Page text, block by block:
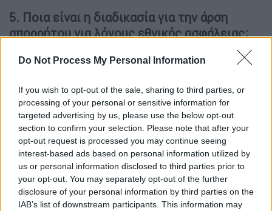
Do Not Process My Personal Information
If you wish to opt-out of the sale, sharing to third parties, or
processing of your personal or sensitive information for
targeted advertising by us, please use the below opt-out
section to confirm your selection. Please note that after your
opt-out request is processed you may continue seeing
interest-based ads based on personal information utilized by
us or personal information disclosed to third parties prior to
your opt-out. You may separately opt-out of the further
disclosure of your personal information by third parties on the
IAB’s list of downstream participants. This information may
5. Ποια είναι η διαδικασία για την άρση
απορρήτου για λόγους εθνικής ασφάλειας;
Αίτηση της ΕΥΠ ή της Αντιτρομοκρατικής,
υπηρεσία και απόφαση αντιεισαγγελέα του
Αρείου Πάγου. Το δεύτερο εισαγγελικό
φίλτρο προστέθηκε με την ΠΝΠ της
9/8/2022 που ουσιαστικά επανέφερε διάταξη
που είχε καταργήσει ο ΣΥΡΙΖΑ το 2018.
6. Πως γίνεται η άρση απορρήτου για λόγους
εθνικής ασφάλειας σε πολιτικά πρόσωπα;